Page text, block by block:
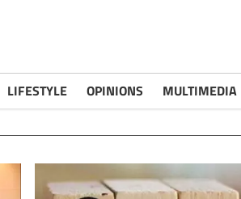
LIFESTYLE OPINIONS MULTIMEDIA